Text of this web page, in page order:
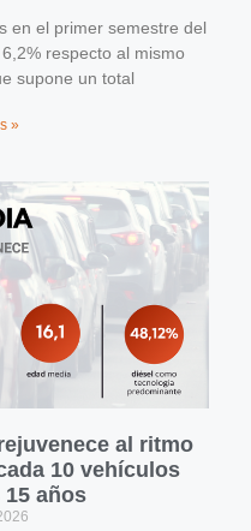
en el primer semestre del
respecto al mismo
supone un total
»
al ritmo
10 vehículos
años